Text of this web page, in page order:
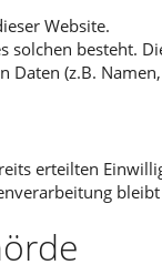
Website.
solchen besteht.
(z.B.
erteilten